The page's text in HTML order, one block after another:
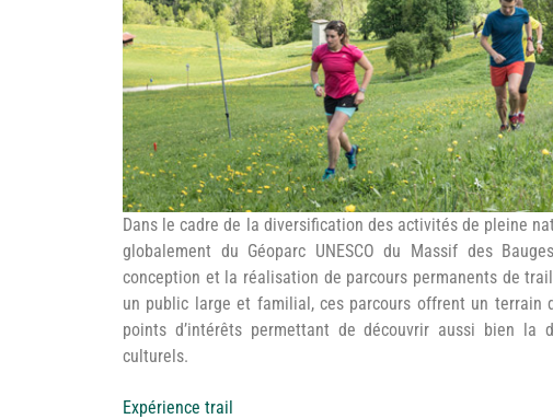
©Grand Chambéry
Dans le cadre de la diversification des activités de pleine
globalement du Géoparc UNESCO du Massif des
conception et la réalisation de parcours permanents de
un public large et familial, ces parcours offrent un terrain
points d’intérêts permettant de découvrir aussi bien la
culturels.
Expérience trail